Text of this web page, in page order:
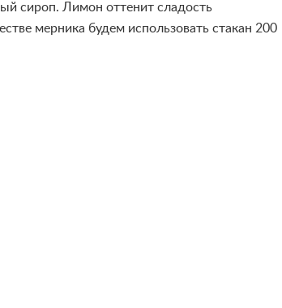
сироп. Лимон оттенит сладость
мерника будем использовать стакан 200